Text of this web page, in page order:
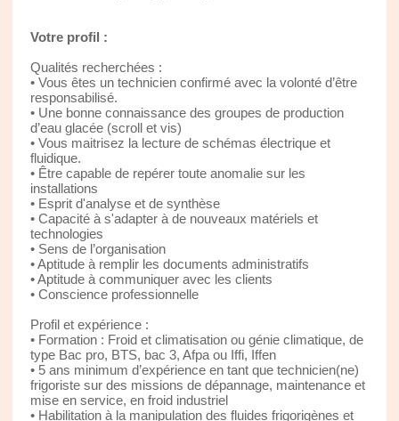
Votre profil :
Qualités recherchées :
• Vous êtes un technicien confirmé avec la volonté d’être
responsabilisé.
• Une bonne connaissance des groupes de production
d’eau glacée (scroll et vis)
• Vous maitrisez la lecture de schémas électrique et
fluidique.
• Être capable de repérer toute anomalie sur les
installations
• Esprit d'analyse et de synthèse
• Capacité à s'adapter à de nouveaux matériels et
technologies
• Sens de l’organisation
• Aptitude à remplir les documents administratifs
• Aptitude à communiquer avec les clients
• Conscience professionnelle
Profil et expérience :
• Formation : Froid et climatisation ou génie climatique, de
type Bac pro, BTS, bac 3, Afpa ou Iffi, Iffen
• 5 ans minimum d’expérience en tant que technicien(ne)
frigoriste sur des missions de dépannage, maintenance et
mise en service, en froid industriel
• Habilitation à la manipulation des fluides frigorigènes et